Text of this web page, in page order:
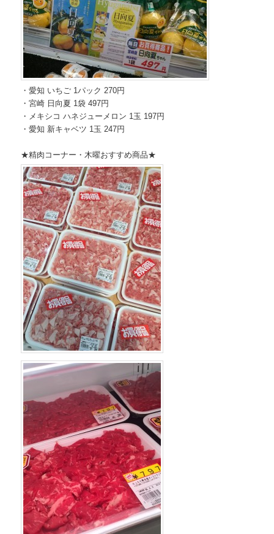
・愛知 いちご 1パック 270円
・宮崎 日向夏 1袋 497円
・メキシコ ハネジューメロン 1玉 197円
・愛知 新キャベツ 1玉 247円
★精肉コーナー・木曜おすすめ商品★